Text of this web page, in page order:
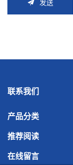
发送
联系我们
产品分类
推荐阅读
在线留言